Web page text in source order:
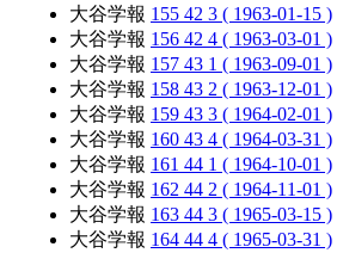
大谷学報 155 42 3 ( 1963-01-15 )
大谷学報 156 42 4 ( 1963-03-01 )
大谷学報 157 43 1 ( 1963-09-01 )
大谷学報 158 43 2 ( 1963-12-01 )
大谷学報 159 43 3 ( 1964-02-01 )
大谷学報 160 43 4 ( 1964-03-31 )
大谷学報 161 44 1 ( 1964-10-01 )
大谷学報 162 44 2 ( 1964-11-01 )
大谷学報 163 44 3 ( 1965-03-15 )
大谷学報 164 44 4 ( 1965-03-31 )